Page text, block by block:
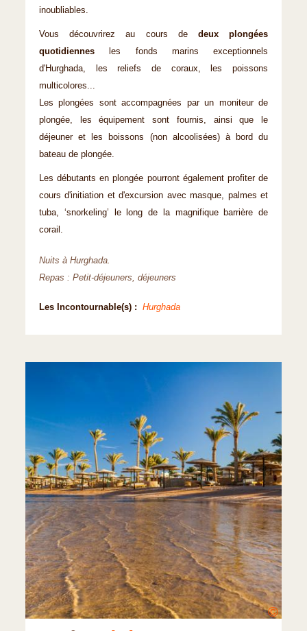
inoubliables.
Vous découvrirez au cours de deux plongées
quotidiennes les fonds marins exceptionnels
d'Hurghada, les reliefs de coraux, les poissons
multicolores...
Les plongées sont accompagnées par un moniteur de
plongée, les équipement sont fournis, ainsi que le
déjeuner et les boissons (non alcoolisées) à bord du
bateau de plongée.
Les débutants en plongée pourront également profiter de
cours d'initiation et d'excursion avec masque, palmes et
tuba, ‘snorkeling’ le long de la magnifique barrière de
corail.
Nuits à Hurghada.
Repas : Petit-déjeuners, déjeuners
Les Incontournable(s) : Hurghada
©